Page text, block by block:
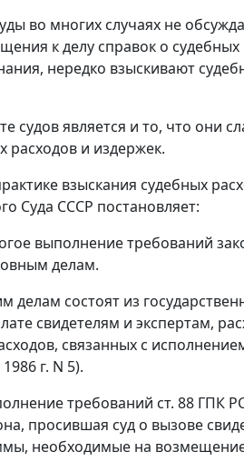
во многих случаях не
к делу справок о
нередко взыскивают
судов является и то, что они
расходов и издержек.
взыскания судебных
Суда СССР постановляет:
выполнение требований
делам.
делам состоят из
свидетелям и экспертам,
связанных с
г. N 5).
требований ст. 88 ГПК
просившая суд о вызове
необходимые на